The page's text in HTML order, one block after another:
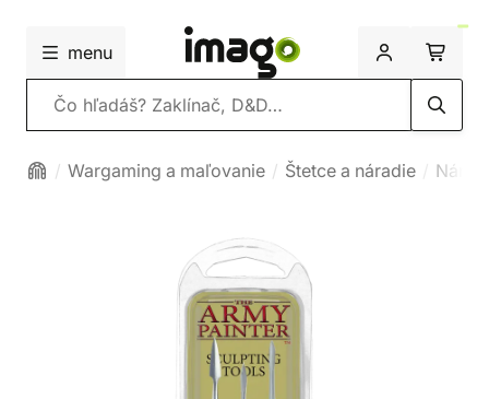
menu
Vyhľadávanie
Wargaming a maľovanie Štetce a náradie